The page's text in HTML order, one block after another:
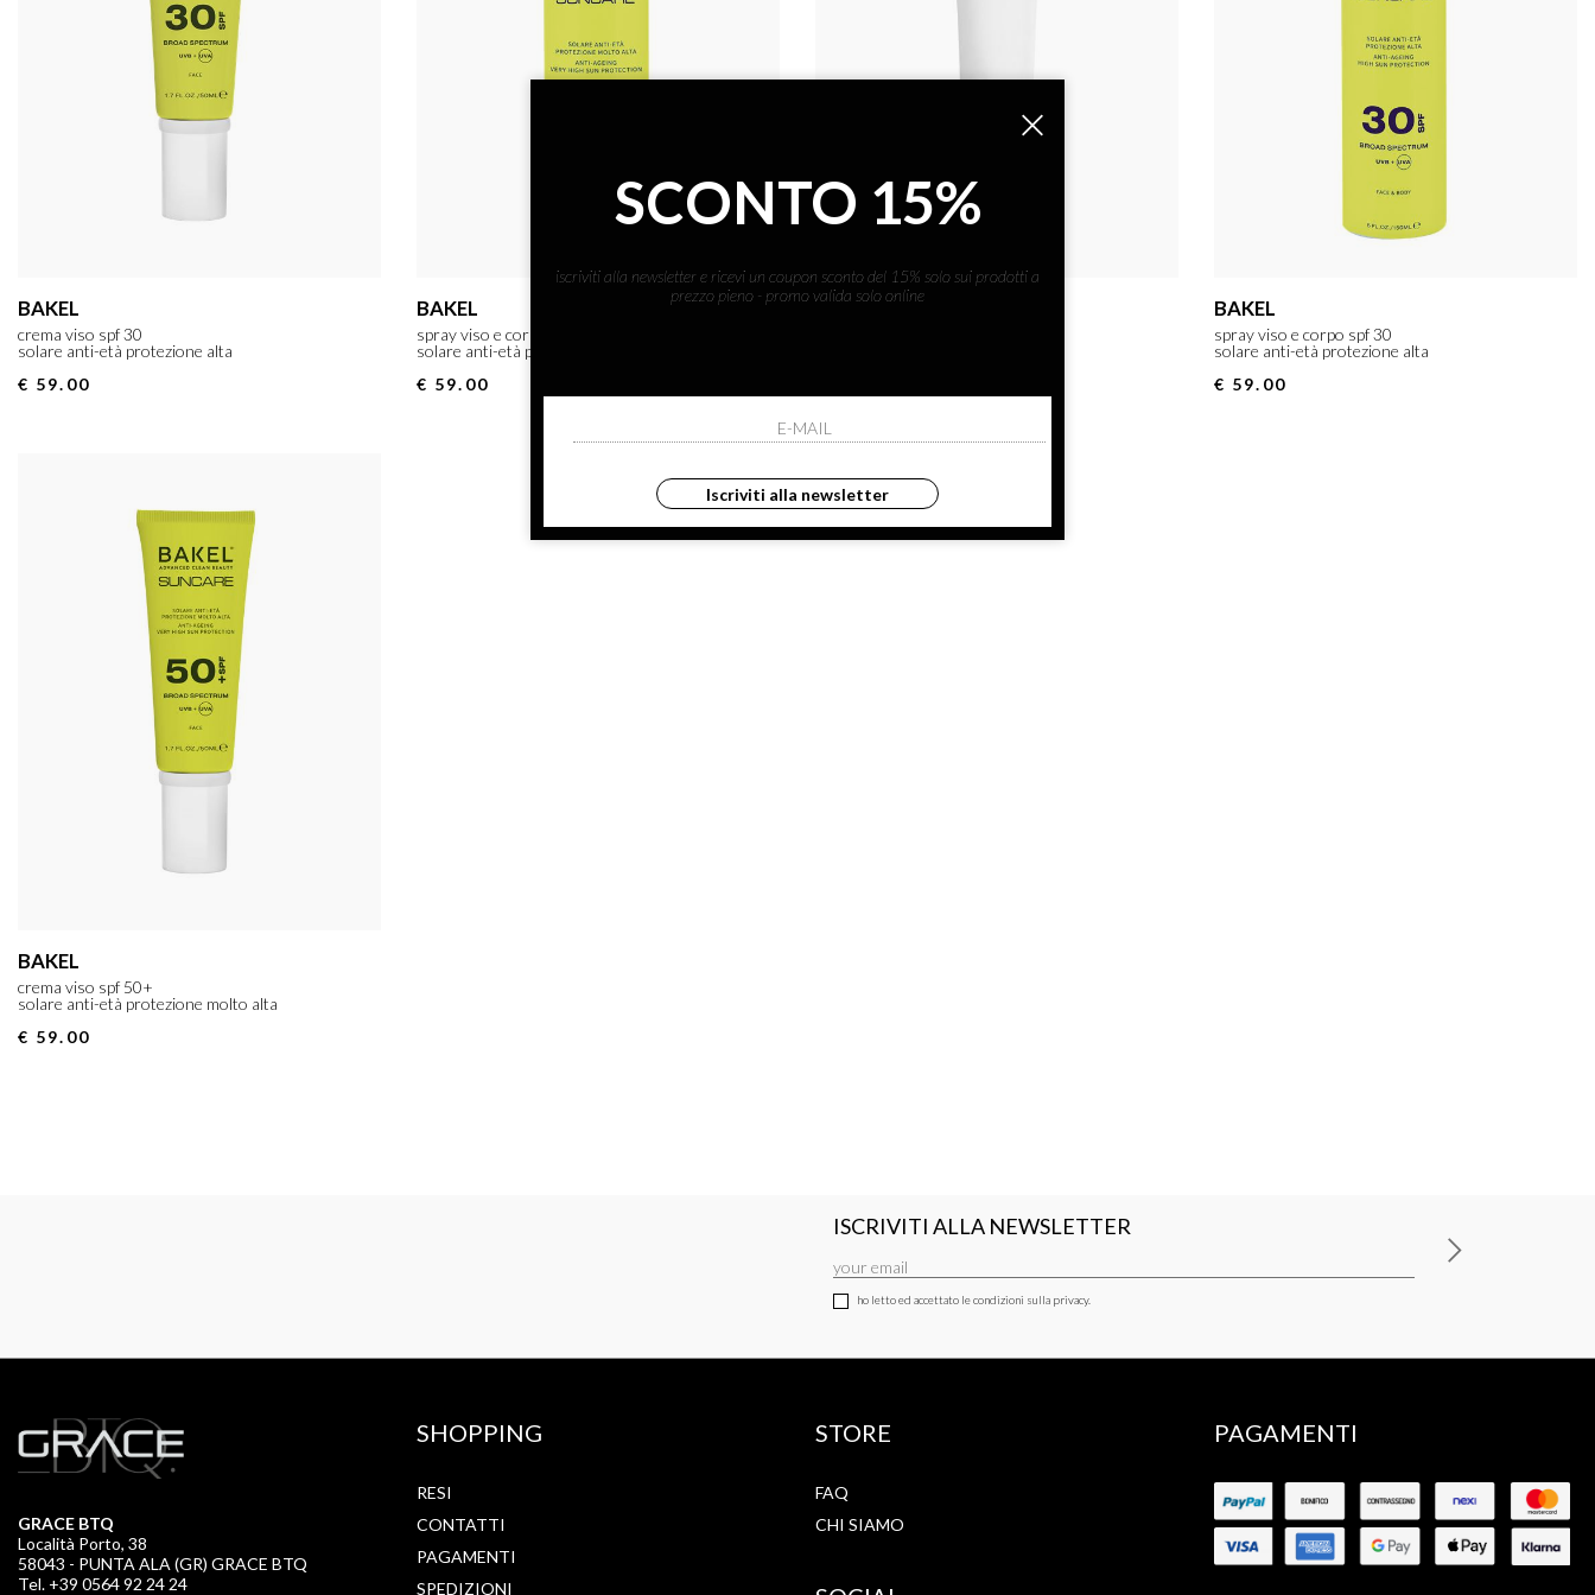
BAKEL
crema viso spf 30
solare anti-età protezione alta
€ 59.00
BAKEL
spray viso e corpo spf 50+
solare anti-età protezione molto alta
€ 59.00
BAKEL BAKEL
spray viso e corpo spf 30
solare anti-età protezione alta
€ 59.00
BAKEL
crema viso spf 50+
solare anti-età protezione molto alta
€ 59.00
ISCRIVITI ALLA NEWSLETTER
ho letto ed accettato le condizioni sulla privacy.
GRACE BTQ
Località Porto, 38
58043 - PUNTA ALA (GR) GRACE BTQ
Tel. +39 0564 92 24 24
SHOPPING
RESI
CONTATTI
PAGAMENTI
SPEDIZIONI
STORE
FAQ
CHI SIAMO
PAGAMENTI
SCONTO 15%
iscriviti alla newsletter e ricevi un coupon sconto del 15% solo sui prodotti a
prezzo pieno - promo valida solo online
Iscriviti alla newsletter